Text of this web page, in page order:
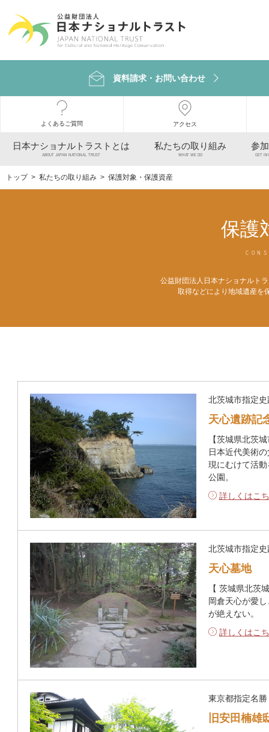
資料請求・お問い合わせ
よくあるご質問 アクセス
日本ナショナルトラストとは
ABOUT JAPAN NATIONAL TRUST
私たちの取り組み
WHAT WE DO
参
GET
トップ > 私たちの取り組み > 保護対象・保護資産
保護
公益財団法人日本ナショナルト
取得などにより地域遺産を
北茨城市指定史
天心遺跡記
【茨城県北茨
日本近代美術
現にむけて活
公園。
詳しくはこ
北茨城市指定史
天心墓地
【 茨城県北茨
岡倉天心が愛
が絶えない。
詳しくはこ
東京都指定名勝
旧安田楠雄